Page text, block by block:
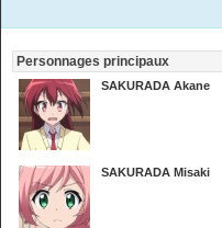
Personnages principaux
SAKURADA Akane
SAKURADA Misaki